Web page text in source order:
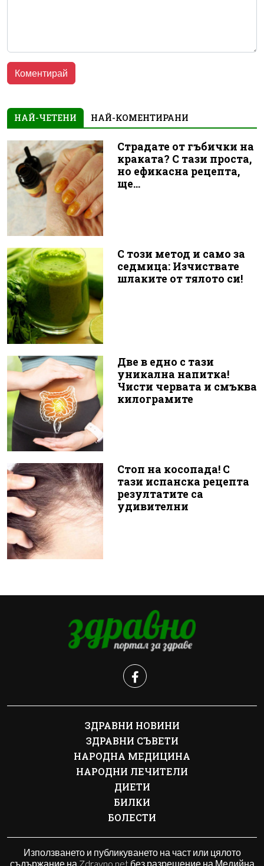
НАЙ-ЧЕТЕНИ НАЙ-КОМЕНТИРАНИ
Страдате от гъбички на
краката? С тази проста,
но ефикасна рецепта,
ще...
С този метод и само за
седмица: Изчиствате
шлаките от тялото си!
Две в едно с тази
уникална напитка!
Чисти червата и смъква
килограмите
Стоп на косопада! С
тази испанска рецепта
резултатите са
удивителни
ЗДРАВНИ НОВИНИ
ЗДРАВНИ СЪВЕТИ
НАРОДНА МЕДИЦИНА
НАРОДНИ ЛЕЧИТЕЛИ
ДИЕТИ
БИЛКИ
БОЛЕСТИ
Използването и публикуването на част или цялото
съдържание на Zdravno.net без разрешение на Медийна